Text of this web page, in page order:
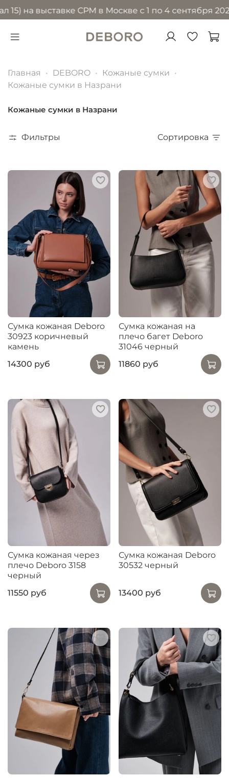
выставке CPM в Москве с 1 по 4 сентября 2026
Главная DEBORO
Кожаные сумки
Кожаные сумки в Назрани
Кожаные сумки в Назрани
Фильтры Сортировка
Сумка кожаная Deboro
30923 коричневый
камень
14300 руб
Сумка кожаная на
плечо багет Deboro
31046 черный
11860 руб
Сумка кожаная через
плечо Deboro 3158
черный
11550 руб
Сумка кожаная Deboro
30532 черный
13400 руб